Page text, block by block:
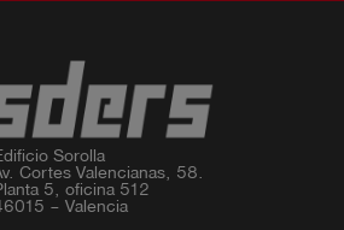
Sorolla
Cortes Valencianas, 58.
5, oficina 512
– Valencia